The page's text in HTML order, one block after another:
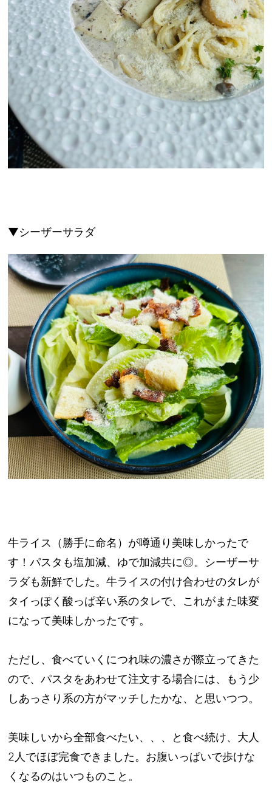
▼シーザーサラダ
牛ライス（勝手に命名）が噂通り美味しかったで
す！パスタも塩加減、ゆで加減共に◎。シーザーサ
ラダも新鮮でした。牛ライスの付け合わせのタレが
タイっぽく酸っぱ辛い系のタレで、これがまた味変
になって美味しかったです。
ただし、食べていくにつれ味の濃さが際立ってきた
ので、パスタをあわせて注文する場合には、もう少
しあっさり系の方がマッチしたかな、と思いつつ。
美味しいから全部食べたい、、、と食べ続け、大人
2人でほぼ完食できました。お腹いっぱいで歩けな
くなるのはいつものこと。